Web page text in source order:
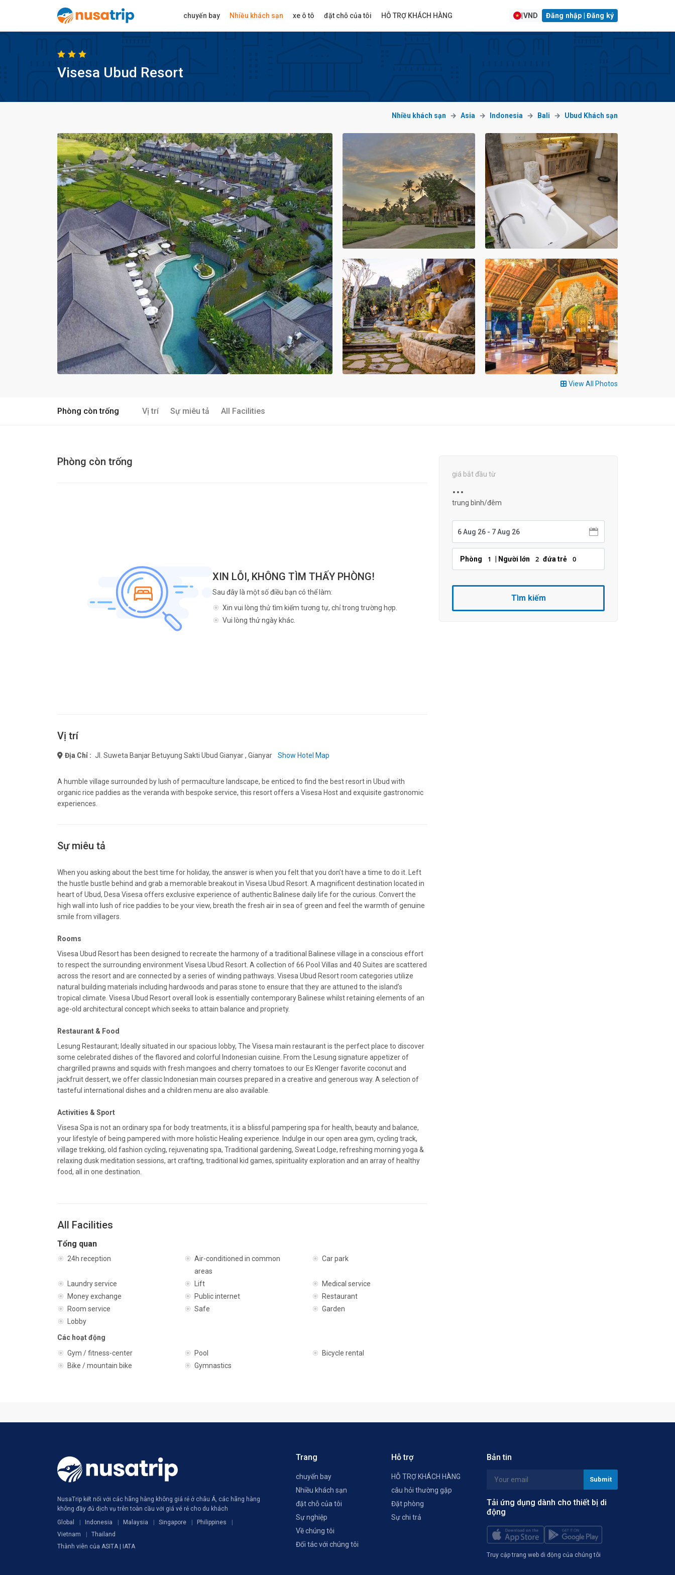
chuyến bay Nhiều khách sạn xe ô tô đặt chỗ của tôi HỖ TRỢ KHÁCH HÀNG VND Đăng nhập | Đăng ký
Visesa Ubud Resort
Nhiều khách sạn Asia Indonesia Bali Ubud Khách sạn
View All Photos
Phòng còn trống Vị trí Sự miêu tả All Facilities
Phòng còn trống
XIN LỖI, KHÔNG TÌM THẤY PHÒNG!
Sau đây là một số điều bạn có thể làm:
Xin vui lòng thử tìm kiếm tương tự, chỉ trong trường hợp.
Vui lòng thử ngày khác.
Vị trí
Địa Chỉ : Jl. Suweta Banjar Betuyung Sakti Ubud Gianyar , Gianyar Show Hotel Map
A humble village surrounded by lush of permaculture landscape, be enticed to find the best resort in Ubud with
organic rice paddies as the veranda with bespoke service, this resort offers a Visesa Host and exquisite gastronomic
experiences.
Sự miêu tả
When you asking about the best time for holiday, the answer is when you felt that you don’t have a time to do it. Left
the hustle bustle behind and grab a memorable breakout in Visesa Ubud Resort. A magnificent destination located in
heart of Ubud, Desa Visesa offers exclusive experience of authentic Balinese daily life for the curious. Convert the
high wall into lush of rice paddies to be your view, breath the fresh air in sea of green and feel the warmth of genuine
smile from villagers.
Rooms
Visesa Ubud Resort has been designed to recreate the harmony of a traditional Balinese village in a conscious effort
to respect the surrounding environment Visesa Ubud Resort. A collection of 66 Pool Villas and 40 Suites are scattered
across the resort and are connected by a series of winding pathways. Visesa Ubud Resort room categories utilize
natural building materials including hardwoods and paras stone to ensure that they are attuned to the island’s
tropical climate. Visesa Ubud Resort overall look is essentially contemporary Balinese whilst retaining elements of an
age-old architectural concept which seeks to attain balance and propriety.
Restaurant & Food
Lesung Restaurant; Ideally situated in our spacious lobby, The Visesa main restaurant is the perfect place to discover
some celebrated dishes of the flavored and colorful Indonesian cuisine. From the Lesung signature appetizer of
chargrilled prawns and squids with fresh mangoes and cherry tomatoes to our Es Klenger favorite coconut and
jackfruit dessert, we offer classic Indonesian main courses prepared in a creative and generous way. A selection of
tasteful international dishes and a children menu are also available.
Activities & Sport
Visesa Spa is not an ordinary spa for body treatments, it is a blissful pampering spa for health, beauty and balance,
your lifestyle of being pampered with more holistic Healing experience. Indulge in our open area gym, cycling track,
village trekking, old fashion cycling, rejuvenating spa, Traditional gardening, Sweat Lodge, refreshing morning yoga &
relaxing dusk meditation sessions, art crafting, traditional kid games, spirituality exploration and an array of healthy
food, all in one destination.
All Facilities
Tổng quan
24h reception
Air-conditioned in common
areas
Car park
Laundry service Lift
Medical service
Money exchange
Public internet
Restaurant
Room service
Safe
Garden
Lobby
Các hoạt động
Gym / fitness-center
Pool
Bicycle rental
Bike / mountain bike
Gymnastics
giá bắt đầu từ
...
trung bình/đêm
Phòng 1 | Người lớn 2 đứa trẻ 0
Tìm kiếm
NusaTrip kết nối với các hãng hàng không giá rẻ ở châu Á, các hãng hàng
không đầy đủ dịch vụ trên toàn cầu với giá vé rẻ cho du khách
Global
Indonesia Malaysia Singapore
Philippines
Vietnam
Thailand
Thành viên của ASITA | IATA
Trang
chuyến bay
Nhiều khách sạn
đặt chỗ của tôi
Sự nghiệp
Về chúng tôi
Đối tác với chúng tôi
Hỗ trợ
HỖ TRỢ KHÁCH HÀNG
câu hỏi thường gặp
Đặt phòng
Sự chi trả
Bản tin
Tải ứng dụng dành cho thiết bị di
động
Truy cập trang web di động của chúng tôi